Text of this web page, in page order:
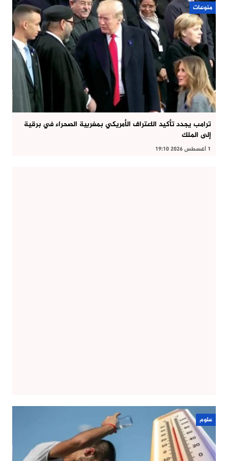
منوعات
ترامب يجدد تأكيد الاعتراف الأمريكي بمغربية الصحراء في برقية
إلى الملك
1 أغسطس 2026 19:10
علوم